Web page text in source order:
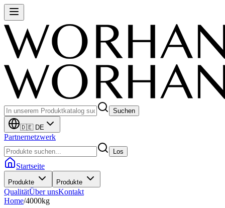
Suchen
🇩🇪 DE
Partnernetzwerk
Los
Startseite
Produkte Produkte
QualitätÜber unsKontakt
Home/4000kg